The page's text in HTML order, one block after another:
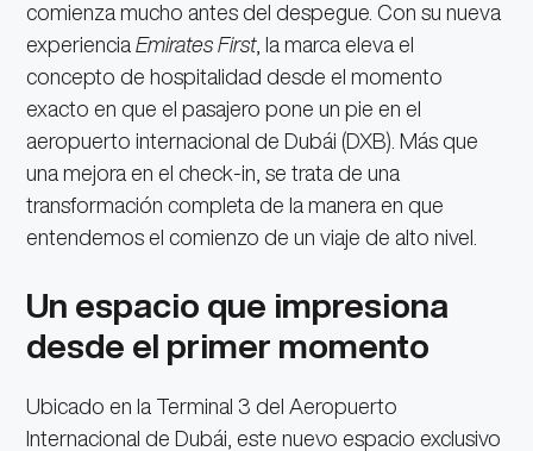
comienza mucho antes del despegue. Con su nueva
experienciaEmirates First, la marca eleva el
concepto de hospitalidad desde el momento
exacto en que el pasajero pone un pie en el
aeropuerto internacional de Dubái (DXB). Más que
una mejora en el check-in, se trata de una
transformación completa de la manera en que
entendemos el comienzo de un viaje de alto nivel.
Un espacio que impresiona
desde el primer momento
Ubicado en la Terminal 3 del Aeropuerto
Internacional de Dubái, este nuevo espacio exclusivo